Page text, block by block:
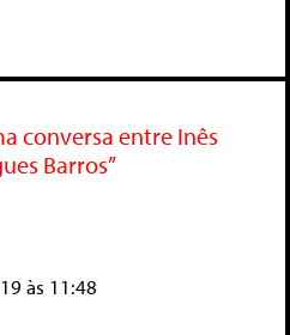
conversa entre Inês
Barros”
às 11:48